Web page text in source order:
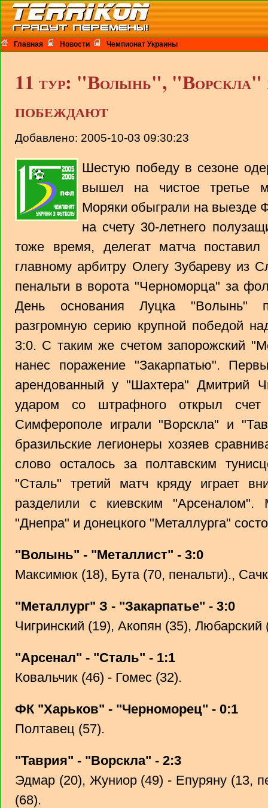
Главная Новости Чемпионат Украины
11 тур: "Волынь",
побеждают
Добавлено: 2005-10-03 09:30:23
Шестую победу в сезоне
вышел на чистое третье
Моряки обыграли на выезде
на счету 30-летнего
тоже время, делегат матча поставил
главному арбитру Олегу Зубареву из
пенальти в ворота "Черноморца" за
День основания Луцка "Волынь"
разгромную серию крупной победой
3:0. С таким же счетом запорожский
нанес поражение "Закарпатью".
арендованный у "Шахтера" Дмитрий
ударом со штрафного открыл
Симферополе играли "Ворскла" и
бразильские легионеры хозяев
слово осталось за полтавским
"Сталь" третий матч кряду играет
разделили с киевским
"Днепра" и донецкого "Металлурга"
"Волынь" - "Металлист" - 3:0
Максимюк (18), Бута (70, пенальти).,
"Металлург" З - "Закарпатье" - 3:0
Чигринский (19), Акопян (35), Любарский
"Арсенал" - "Сталь" - 1:1
Ковальчик (46) - Гомес (32).
ФК "Харьков" - "Черноморец" - 0:1
Полтавец (57).
"Таврия" - "Ворскла" - 2:3
Эдмар (20), Жуниор (49) - Епуряну (13,
(68).